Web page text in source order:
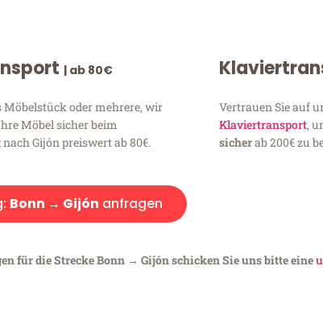
| ab 80€
Möbelstück oder mehrere, wir
Möbel sicher beim
nach Gijón preiswert ab 80€.
Vertrauen Sie auf
Klaviertransport,
sicherab 200€ zu
Bonn → Gijón anfragen
für die Strecke Bonn → Gijón schicken Sie uns bitte eine